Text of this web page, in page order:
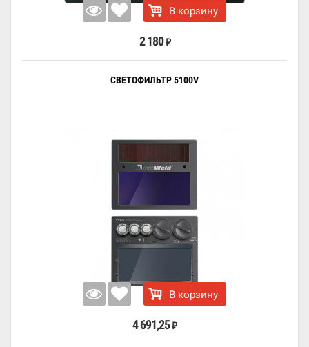
В корзину
2 180 ₽
СВЕТОФИЛЬТР 5100V
В корзину
4 691,25 ₽